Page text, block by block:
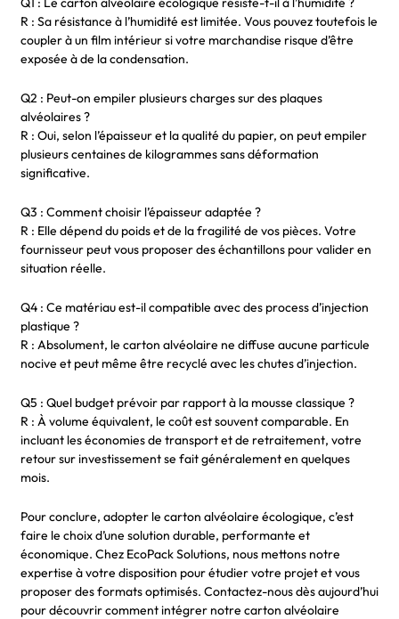
R : Sa résistance à l’humidité est limitée. Vous pouvez toutefois le
coupler à un film intérieur si votre marchandise risque d’être
exposée à de la condensation.
Q2 : Peut-on empiler plusieurs charges sur des plaques
alvéolaires ?
R : Oui, selon l’épaisseur et la qualité du papier, on peut empiler
plusieurs centaines de kilogrammes sans déformation
significative.
Q3 : Comment choisir l’épaisseur adaptée ?
R : Elle dépend du poids et de la fragilité de vos pièces. Votre
fournisseur peut vous proposer des échantillons pour valider en
situation réelle.
Q4 : Ce matériau est-il compatible avec des process d’injection
plastique ?
R : Absolument, le carton alvéolaire ne diffuse aucune particule
nocive et peut même être recyclé avec les chutes d’injection.
Q5 : Quel budget prévoir par rapport à la mousse classique ?
R : À volume équivalent, le coût est souvent comparable. En
incluant les économies de transport et de retraitement, votre
retour sur investissement se fait généralement en quelques
mois.
Pour conclure, adopter le carton alvéolaire écologique, c’est
faire le choix d’une solution durable, performante et
économique. Chez EcoPack Solutions, nous mettons notre
expertise à votre disposition pour étudier votre projet et vous
proposer des formats optimisés. Contactez-nous dès aujourd’hui
pour découvrir comment intégrer notre carton alvéolaire